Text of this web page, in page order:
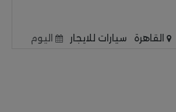
القاهرة سيارات للايجار اليوم